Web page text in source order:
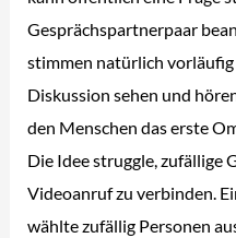
Gesprächspartnerpaar
stimmen natürlich
Diskussion sehen und
den Menschen das erste
Die Idee struggle, zufällige
Videoanruf zu verbinden.
wählte zufällig Personen